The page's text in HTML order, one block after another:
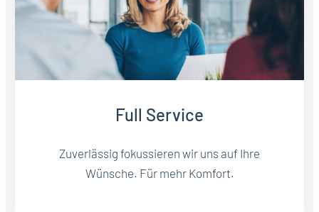
Full Service
Zuverlässig fokussieren wir uns auf Ihre
Wünsche. Für mehr Komfort.